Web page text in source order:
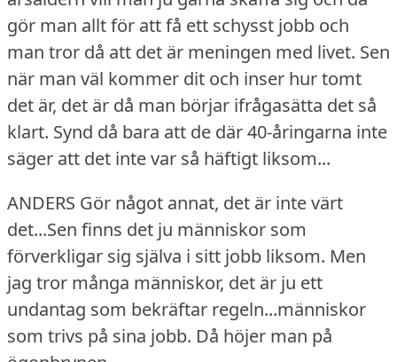
gör man allt för att få ett schysst jobb och
man tror då att det är meningen med livet. Sen
när man väl kommer dit och inser hur tomt
det är, det är då man börjar ifrågasätta det så
klart. Synd då bara att de där 40-åringarna inte
säger att det inte var så häftigt liksom...
ANDERS Gör något annat, det är inte värt
det...Sen finns det ju människor som
förverkligar sig själva i sitt jobb liksom. Men
jag tror många människor, det är ju ett
undantag som bekräftar regeln...människor
som trivs på sina jobb. Då höjer man på